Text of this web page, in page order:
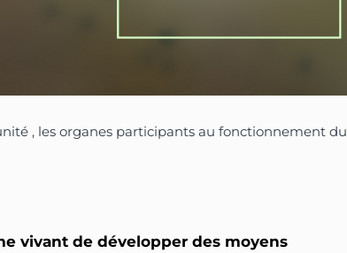
, les organes participants au fonctionnement du
vivant de développer des moyens